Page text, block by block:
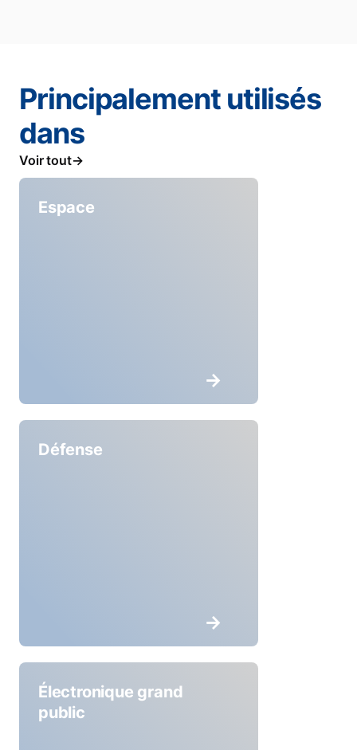
Principalement utilisés
dans
Voir tout
Espace
Défense
Électronique grand
public